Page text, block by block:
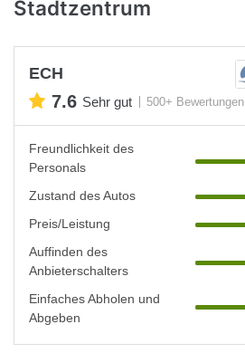
Stadtzentrum
ECH
7.6 Sehr gut 500+ Bewertungen
Freundlichkeit des
Personals
Zustand des Autos
Preis/Leistung
Auffinden des
Anbieterschalters
Einfaches Abholen und
Abgeben